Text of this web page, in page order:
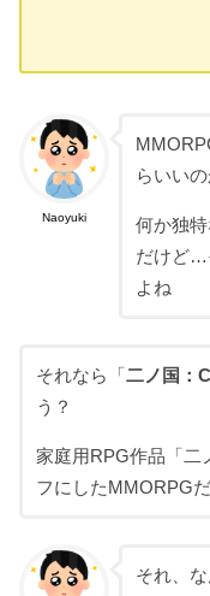
Naoyuki
らいい
何か独
だけど…
よね
それなら「 二ノ国：
う？
家庭用RPG作品「二
フにしたMMORPGだ
それ、